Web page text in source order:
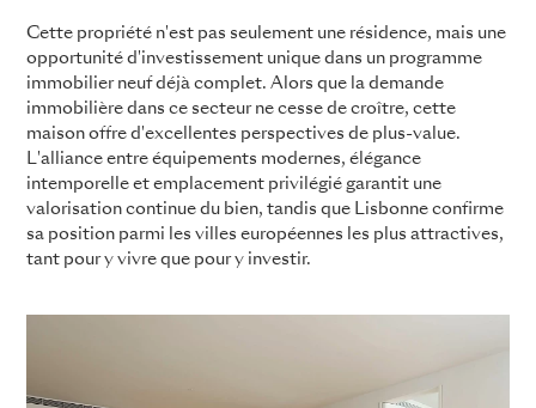
Cette propriété n'est pas seulement une résidence, mais une
opportunité d'investissement unique dans un programme
immobilier neuf déjà complet. Alors que la demande
immobilière dans ce secteur ne cesse de croître, cette
maison offre d'excellentes perspectives de plus-value.
L'alliance entre équipements modernes, élégance
intemporelle et emplacement privilégié garantit une
valorisation continue du bien, tandis que Lisbonne confirme
sa position parmi les villes européennes les plus attractives,
tant pour y vivre que pour y investir.